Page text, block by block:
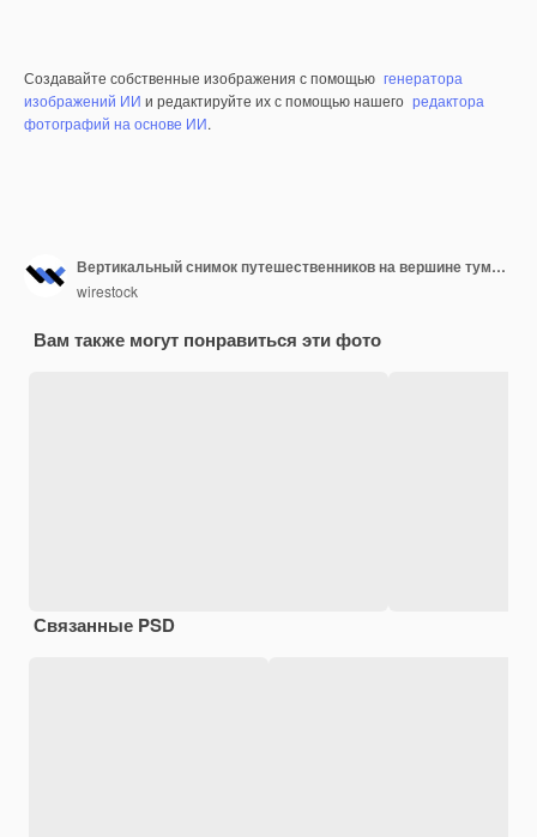
Создавайте собственные изображения с помощью генератора
изображений ИИ и редактируйте их с помощью нашего редактора
фотографий на основе ИИ.
Вертикальный снимок путешественников на вершине туманной горы
wirestock
Вам также могут понравиться эти фото
Связанные PSD